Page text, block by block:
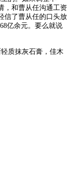
，和曹从任沟通工资
信了曹从任的口头放
亿余元。要么就说
质抹灰石膏，佳木